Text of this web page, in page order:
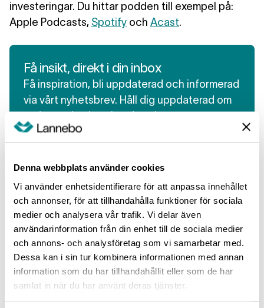
Denna webbplats använder cookies
Vi använder enhetsidentifierare för att anpassa innehållet
och annonser, för att tillhandahålla funktioner för sociala
medier och analysera vår trafik. Vi delar även
användarinformation från din enhet till de sociala medier
och annons- och analysföretag som vi samarbetar med.
Dessa kan i sin tur kombinera informationen med annan
information som du har tillhandahållit eller som de har
samlat in när du har använt deras tjänster.
investeringar. Du hittar podden till exempel på:
Apple Podcasts, Spotify och Acast.
Få insikt, direkt i din inbox
Få inspiration, bli uppdaterad och informerad
via vårt nyhetsbrev. Håll dig uppdaterad om
veckokommentaren.
Prenumerera
Riskinformation
Historisk avkastning är inte någon garanti för framtida avkastning. De
pengar du investerar i fonder kan både öka och minska i värde och